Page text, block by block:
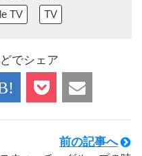
TV TV
でシェア
前の記事へ